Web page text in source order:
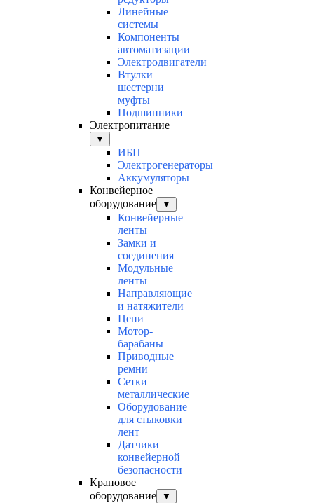
Линейные
системы
Компоненты
автоматизации
Электродвигатели
Втулки
шестерни
муфты
Подшипники
Электропитание
▼
ИБП
Электрогенераторы
Аккумуляторы
Конвейерное
оборудование
▼
Конвейерные
ленты
Замки и
соединения
Модульные
ленты
Направляющие
и натяжители
Цепи
Мотор-
барабаны
Приводные
ремни
Сетки
металлические
Оборудование
для стыковки
лент
Датчики
конвейерной
безопасности
Крановое
оборудование
▼